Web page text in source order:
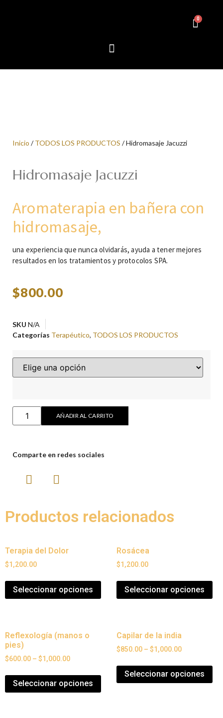
Inicio /TODOS LOS PRODUCTOS / Hidromasaje Jacuzzi
Hidromasaje Jacuzzi
Aromaterapia en bañera con
hidromasaje,
una experiencia que nunca olvidarás, ayuda a tener mejores
resultados en los tratamientos y protocolos SPA.
$800.00
SKU N/A
Categorías Terapéutico, TODOS LOS PRODUCTOS
AÑADIR AL CARRITO
Comparte en redes sociales
Productos relacionados
Terapia del Dolor
$1,200.00
Seleccionar opciones
Rosácea
$1,200.00
Seleccionar opciones
Reflexología (manos o
pies)
$600.00 – $1,000.00
Seleccionar opciones
Capilar de la india
$850.00 – $1,000.00
Seleccionar opciones